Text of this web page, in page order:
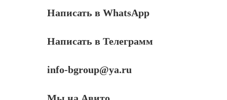
Написать в WhatsApp
Написать в Телеграмм
info-bgroup@ya.ru
Мы на Авито